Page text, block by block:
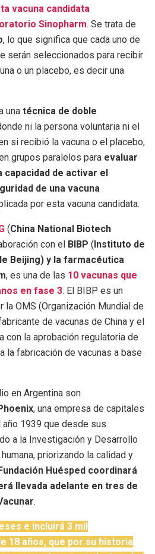
vacuna candidata
Sinopharm. Se trata de
, lo que significa que cada uno de
serán seleccionados para recibir
o un placebo, es decir una
una técnica de doble
ni la persona voluntaria ni el
si recibió la vacuna o el placebo,
grupos paralelos para evaluar
capacidad de activar el
de una vacuna
por esta vacuna candidata.
(China National Biotech
con el BIBP ( Instituto de
Beijing) y la farmacéutica
, es una de las 10 vacunas que
en fase 3. El BIBP es un
OMS (Organización Mundial de
de vacunas de China y el
con la aprobación regulatoria de
la fabricación de vacunas a base
en Argentina son
, una empresa de capitales
1939 que desde sus
a la Investigación y Desarrollo
priorizando la calidad y
Fundación Huésped coordinará
llevada adelante en tres de
.
e incluirá 3 mil
18 años, que por su historia